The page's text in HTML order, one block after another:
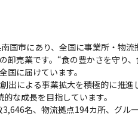
市にあり、全国に事業所・物流
売業です。“食の豊かさを守り
に届けています。
出による事業拡大を積極的に推
な成長を目指しています。
名、物流拠点194カ所、グル